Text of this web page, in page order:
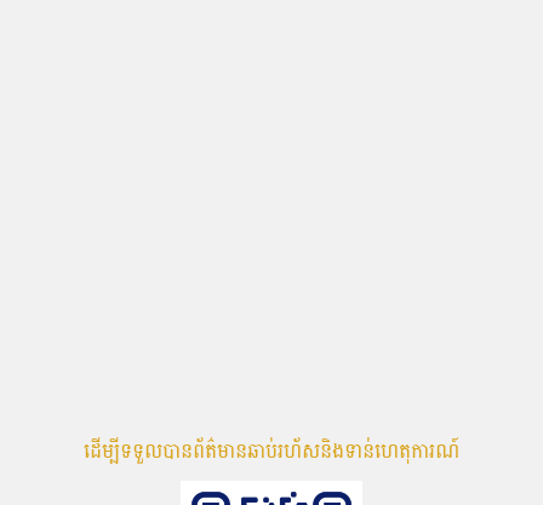
ដើម្បីទទួលបានព័ត៌មានឆាប់រហ័សនិងទាន់ហេតុការណ៍